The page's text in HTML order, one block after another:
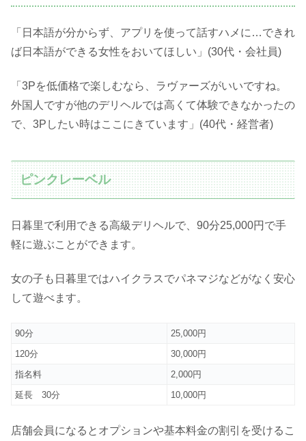
「日本語が分からず、アプリを使って話すハメに…できれ
ば日本語ができる女性をおいてほしい」(30代・会社員)
「3Pを低価格で楽しむなら、ラヴァーズがいいですね。
外国人ですが他のデリヘルでは高くて体験できなかったの
で、3Pしたい時はここにきています」(40代・経営者)
ピンクレーベル
日暮里で利用できる高級デリヘルで、90分25,000円で手
軽に遊ぶことができます。
女の子も日暮里ではハイクラスでパネマジなどがなく安心
して遊べます。
90分
25,000円
120分
30,000円
指名料
2,000円
延長 30分
10,000円
店舗会員になるとオプションや基本料金の割引を受けるこ